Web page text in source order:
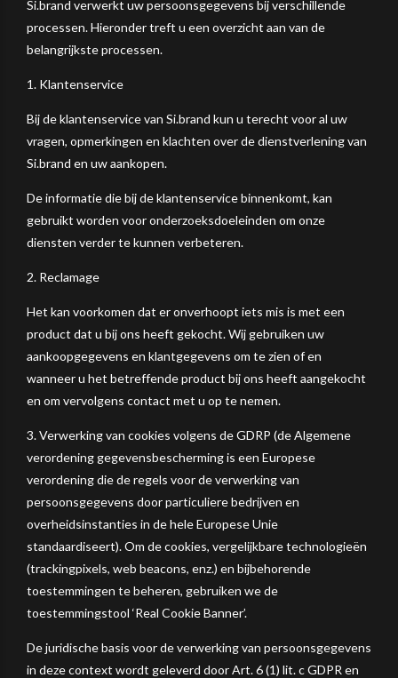
Si.brand verwerkt uw persoonsgegevens bij verschillende
processen. Hieronder treft u een overzicht aan van de
belangrijkste processen.
1. Klantenservice
Bij de klantenservice van Si.brand kun u terecht voor al uw
vragen, opmerkingen en klachten over de dienstverlening van
Si.brand en uw aankopen.
De informatie die bij de klantenservice binnenkomt, kan
gebruikt worden voor onderzoeksdoeleinden om onze
diensten verder te kunnen verbeteren.
2. Reclamage
Het kan voorkomen dat er onverhoopt iets mis is met een
product dat u bij ons heeft gekocht. Wij gebruiken uw
aankoopgegevens en klantgegevens om te zien of en
wanneer u het betreffende product bij ons heeft aangekocht
en om vervolgens contact met u op te nemen.
3. Verwerking van cookies volgens de GDRP (de Algemene
verordening gegevensbescherming is een Europese
verordening die de regels voor de verwerking van
persoonsgegevens door particuliere bedrijven en
overheidsinstanties in de hele Europese Unie
standaardiseert). Om de cookies, vergelijkbare technologieën
(trackingpixels, web beacons, enz.) en bijbehorende
toestemmingen te beheren, gebruiken we de
toestemmingstool ‘Real Cookie Banner’.
De juridische basis voor de verwerking van persoonsgegevens
in deze context wordt geleverd door Art. 6 (1) lit. c GDPR en